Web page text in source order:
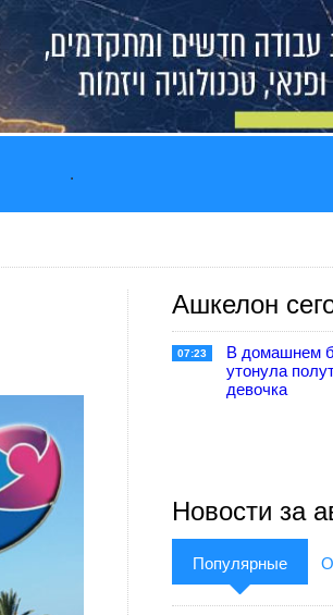
.
Ашкелон
07:23
В домашнем
утонула
девочка
Новости за
Популярные